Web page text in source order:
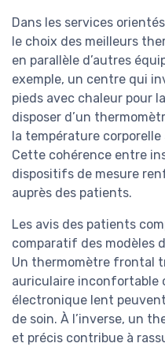
Dans les services
le choix des meilleurs
en parallèle d’autres
exemple, un centre qui
pieds avec chaleur pour
disposer d’un
la température
Cette cohérence entre
dispositifs de mesure
auprès des patients.
Les avis des patients
comparatif des modèles
Un thermomètre frontal
auriculaire inconfortable
électronique lent
de soin. À l’inverse, un
et précis contribue à